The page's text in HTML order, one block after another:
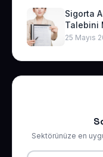
Sigorta
Talebini
25 Mayıs
Sektörünüze en